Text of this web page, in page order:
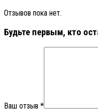
Отзывов пока нет.
Будьте первым, кто
Ваш отзыв *